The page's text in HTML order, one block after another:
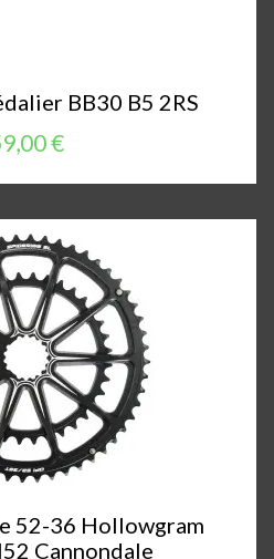
BB30 B5 2RS
€
52-36 Hollowgram
Cannondale